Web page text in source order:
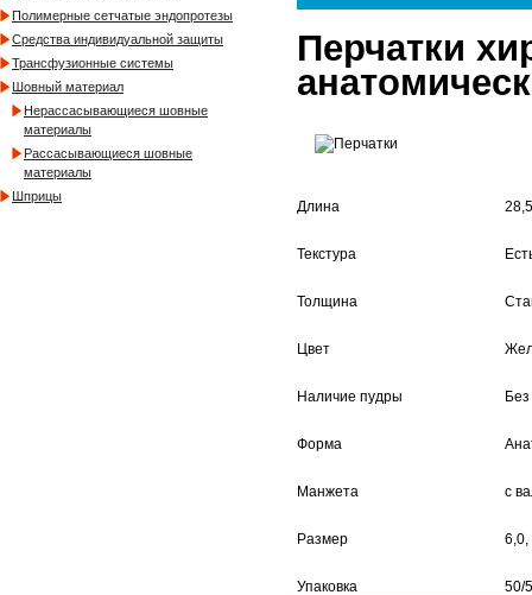
Полимерные сетчатые эндопротезы
Средства индивидуальной защиты
Трансфузионные системы
Шовный материал
Нерассасывающиеся шовные
материалы
Рассасывающиеся шовные
материалы
Шприцы
Перчатки
Длина
Текстура
Толщина
Цвет
Наличие пудры
Форма
Манжета с
Размер 6,0,
Упаковка 50/